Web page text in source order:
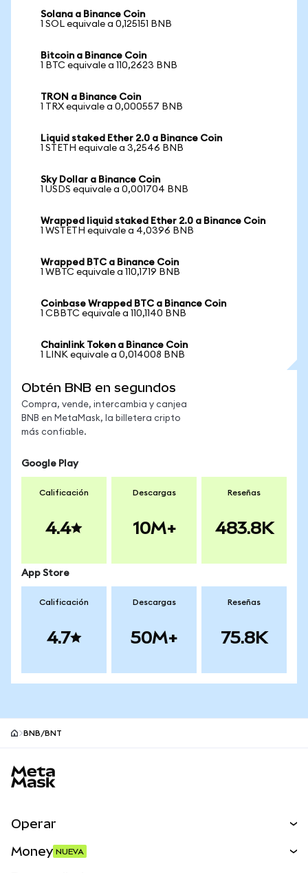
Solana a Binance Coin
1 SOL equivale a 0,125151 BNB
Bitcoin a Binance Coin
1 BTC equivale a 110,2623 BNB
TRON a Binance Coin
1 TRX equivale a 0,000557 BNB
Liquid staked Ether 2.0 a Binance Coin
1 STETH equivale a 3,2546 BNB
Sky Dollar a Binance Coin
1 USDS equivale a 0,001704 BNB
Wrapped liquid staked Ether 2.0 a Binance Coin
1 WSTETH equivale a 4,0396 BNB
Wrapped BTC a Binance Coin
1 WBTC equivale a 110,1719 BNB
Coinbase Wrapped BTC a Binance Coin
1 CBBTC equivale a 110,1140 BNB
Chainlink Token a Binance Coin
1 LINK equivale a 0,014008 BNB
Obtén BNB en segundos
Compra, vende, intercambia y canjea
BNB en MetaMask, la billetera cripto
más confiable.
Google Play
Calificación
4.4
Descargas
10M+
Reseñas
483.8K
App Store
Calificación
4.7
Descargas
50M+
Reseñas
75.8K
BNB/BNT
Operar
Money NUEVA